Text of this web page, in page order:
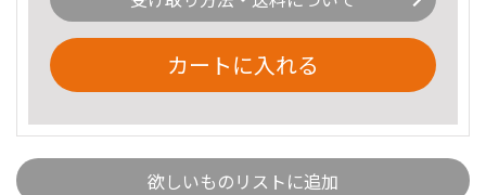
カートに入れる
欲しいものリストに追加